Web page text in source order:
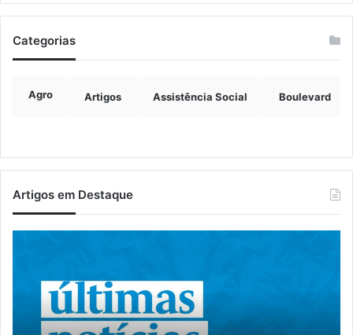
Categorias
Agro Artigos Assistência Social Boulevard
Artigos em Destaque